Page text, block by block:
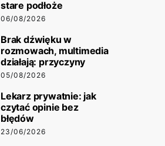
stare podłoże
06/08/2026
Brak dźwięku w
rozmowach, multimedia
działają: przyczyny
05/08/2026
Lekarz prywatnie: jak
czytać opinie bez
błędów
23/06/2026